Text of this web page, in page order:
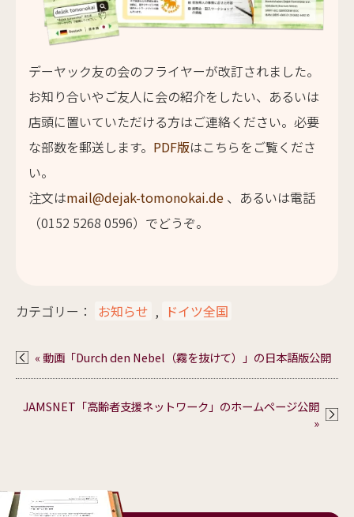
デーヤック友の会のフライヤーが改訂されました。
お知り合いやご友人に会の紹介をしたい、あるいは
店頭に置いていただける方はご連絡ください。必要
な部数を郵送します。 PDF版はこちらをご覧くださ
い。
注文はmail@dejak-tomonokai.de 、あるいは電話
（0152 5268 0596）でどうぞ。
カテゴリー： お知らせ , ドイツ全国
« 動画「Durch den Nebel（霧を抜けて）」の日本語版公開
JAMSNET「高齢者支援ネットワーク」のホームページ公開
»